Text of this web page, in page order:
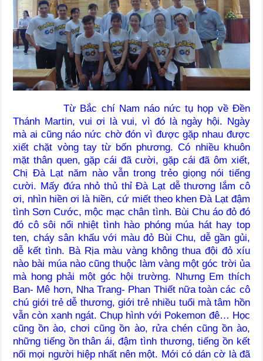
Từ Bắc chí Nam náo nức tụ họp về Đền
Thánh Martin, vui ơi là vui, vì đó là ngày hội. Ngày
mà ai cũng náo nức chờ đón vì được gặp nhau được
xiết chặt vòng tay từ bốn phương. Có nhiều khuôn
mặt thân quen, gặp cái đã cười, gặp cái đã ôm xiết,
Chị Đà Lạt năm nào vẫn trong trẻo giọng nói tiếng
cười. Mấy đứa nhỏ thủ thỉ Đà Lạt dễ thương lắm cô
ơi, nhìn hiền ơi là hiền, cứ miết theo khen Đà Lạt đậm
tình Sơn Cước, mộc mạc chân tình. Bùi Chu áo đỏ đó
đó cô sôi nổi nhiệt tình hào phóng múa hát hay top
ten, cháy sân khấu với màu đỏ Bùi Chu, dễ gần gủi,
dễ kết tình. Bà Rịa màu vàng không thua đội đỏ xíu
nào bài múa nào cũng thuộc làm vàng một góc trời ủa
mà hong phải một góc hội trường. Nhưng Em thích
Ban- Mê hơn, Nha Trang- Phan Thiết nữa toàn các cô
chú giới trẻ dễ thương, giới trẻ nhiều tuổi mà tâm hồn
vẫn còn xanh ngát. Chụp hình với Pokemon đê… Học
cũng ồn ào, chơi cũng ồn ào, rửa chén cũng ồn ào,
những tiếng ồn thân ái, đậm tình thương, tiếng ồn kết
nối mọi người hiệp nhất nên một. Mới có dán cờ là đã